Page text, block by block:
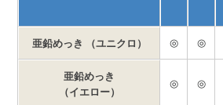
亜鉛めっき （ユニクロ） ◎ ◎
亜鉛めっき
（イエロー）
◎ ◎